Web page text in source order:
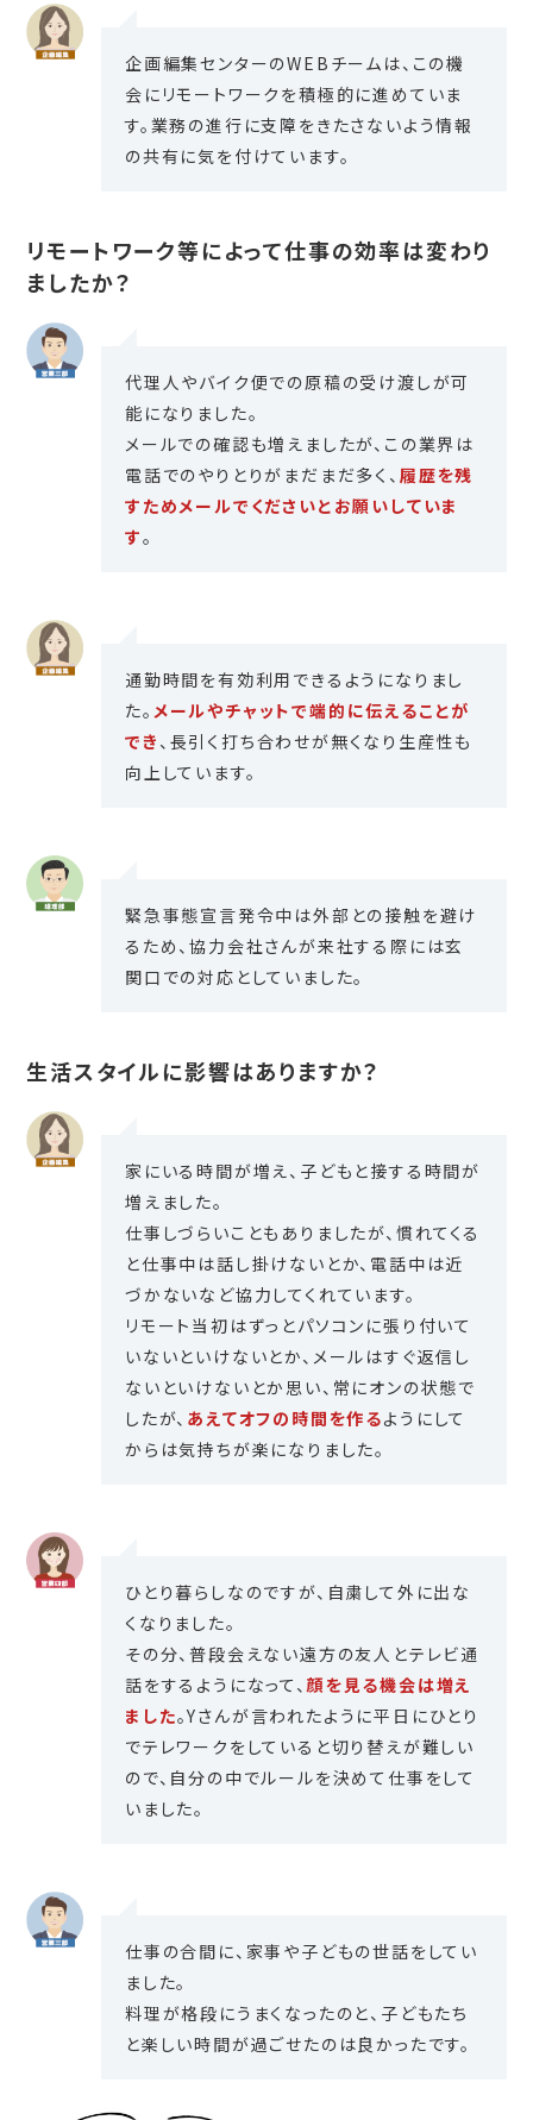
企画編集センターのWEBチームは、この機
会にリモートワークを積極的に進めていま
す。業務の進行に支障をきたさないよう情報
の共有に気を付けています。
リモートワーク等によって仕事の効率は変わり
ましたか？
代理人やバイク便での原稿の受け渡しが可
能になりました。
メールでの確認も増えましたが、この業界は
電話でのやりとりがまだまだ多く、 履歴を残
すためメールでくださいとお願いしていま
す。
通勤時間を有効利用できるようになりまし
た。 メールやチャットで端的に伝えることが
でき 、長引く打ち合わせが無くなり生産性も
向上しています。
緊急事態宣言発令中は外部との接触を避け
るため、協力会社さんが来社する際には玄
関口での対応としていました。
生活スタイルに影響はありますか？
家にいる時間が増え、子どもと接する時間が
増えました。
仕事しづらいこともありましたが、慣れてくる
と仕事中は話し掛けないとか、電話中は近
づかないなど協力してくれています。
リモート当初はずっとパソコンに張り付いて
いないといけないとか、メールはすぐ返信し
ないといけないとか思い、常にオンの状態で
したが、 あえてオフの時間を作るようにして
からは気持ちが楽になりました。
ひとり暮らしなのですが、自粛して外に出な
くなりました。
その分、普段会えない遠方の友人とテレビ通
話をするようになって、 顔を見る機会は増え
ました。Yさんが言われたように平日にひとり
でテレワークをしていると切り替えが難しい
ので、自分の中でルールを決めて仕事をして
いました。
仕事の合間に、家事や子どもの世話をしてい
ました。
料理が格段にうまくなったのと、子どもたち
と楽しい時間が過ごせたのは良かったです。